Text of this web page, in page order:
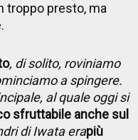
troppo presto, ma
, di solito, roviniamo
a spingere.
al quale oggi si
sfruttabile anche sul
di Iwata erapiù